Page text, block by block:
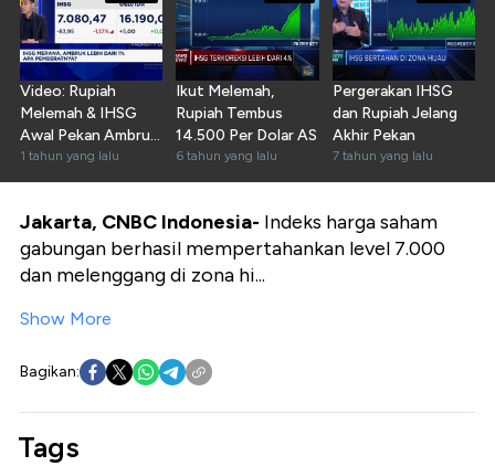
Video: Rupiah
Melemah & IHSG
Awal Pekan Ambruk
Lebih Dari 1%, Ada
Apa?
1 tahun yang lalu
Ikut Melemah,
Rupiah Tembus
14.500 Per Dolar AS
6 tahun yang lalu
Pergerakan IHSG
dan Rupiah Jelang
Akhir Pekan
7 tahun yang lalu
Jakarta, CNBC Indonesia- Indeks harga saham
gabungan berhasil mempertahankan level 7.000
dan melenggang di zona hi...
Show More
Bagikan:
Tags